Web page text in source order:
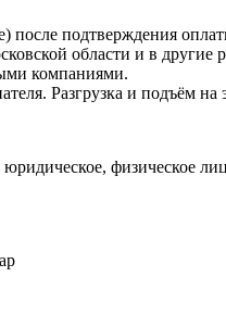
после подтверждения
области и в
компаниями.
Разгрузка и подъём
физическое